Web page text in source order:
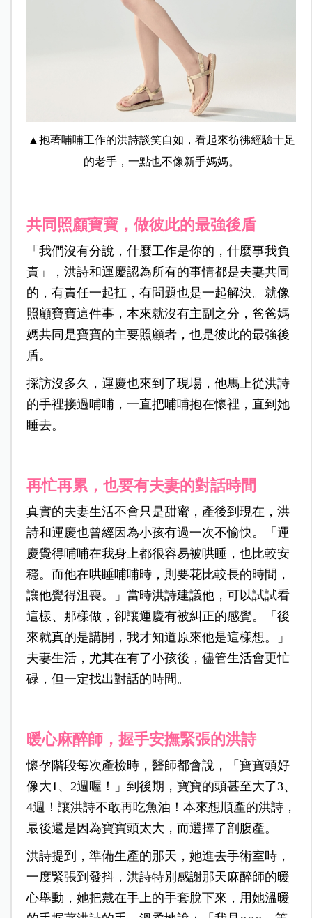
▲抱著哺哺工作的洪詩談笑自如，看起來彷彿經驗十足
的老手，一點也不像新手媽媽。
共同照顧寶寶，做彼此的最強後盾
「我們沒有分說，什麼工作是你的，什麼事我負
責」，洪詩和運慶認為所有的事情都是夫妻共同
的，有責任一起扛，有問題也是一起解決。就像
照顧寶寶這件事，本來就沒有主副之分，爸爸媽
媽共同是寶寶的主要照顧者，也是彼此的最強後
盾。
採訪沒多久，運慶也來到了現場，他馬上從洪詩
的手裡接過哺哺，一直把哺哺抱在懷裡，直到她
睡去。
再忙再累，也要有夫妻的對話時間
真實的夫妻生活不會只是甜蜜，產後到現在，洪
詩和運慶也曾經因為小孩有過一次不愉快。「運
慶覺得哺哺在我身上都很容易被哄睡，也比較安
穩。而他在哄睡哺哺時，則要花比較長的時間，
讓他覺得沮喪。」當時洪詩建議他，可以試試看
這樣、那樣做，卻讓運慶有被糾正的感覺。「後
來就真的是講開，我才知道原來他是這樣想。」
夫妻生活，尤其在有了小孩後，儘管生活會更忙
碌，但一定找出對話的時間。
暖心麻醉師，握手安撫緊張的洪詩
懷孕階段每次產檢時，醫師都會說，「寶寶頭好
像大1、2週喔！」到後期，寶寶的頭甚至大了3、
4週！讓洪詩不敢再吃魚油！本來想順產的洪詩，
最後還是因為寶寶頭太大，而選擇了剖腹產。
洪詩提到，準備生產的那天，她進去手術室時，
一度緊張到發抖，洪詩特別感謝那天麻醉師的暖
心舉動，她把戴在手上的手套脫下來，用她溫暖